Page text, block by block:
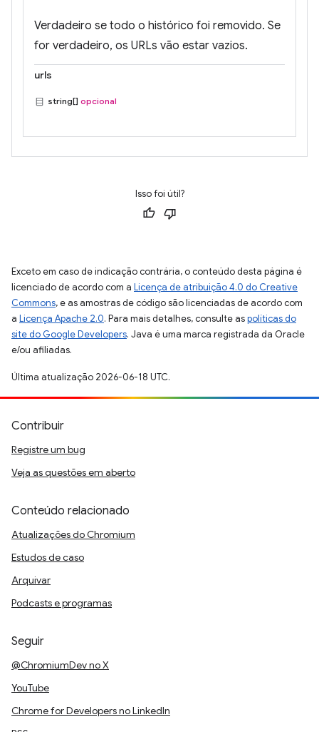
Verdadeiro se todo o histórico foi removido. Se
for verdadeiro, os URLs vão estar vazios.
urls
string[] opcional
Isso foi útil?
Exceto em caso de indicação contrária, o conteúdo desta página é
licenciado de acordo com a Licença de atribuição 4.0 do Creative
Commons, e as amostras de código são licenciadas de acordo com
a Licença Apache 2.0. Para mais detalhes, consulte aspolíticas do
site do Google Developers. Java é uma marca registrada da Oracle
e/ou afiliadas.
Última atualização 2026-06-18 UTC.
Contribuir
Registre um bug
Veja as questões em aberto
Conteúdo relacionado
Atualizações do Chromium
Estudos de caso
Arquivar
Podcasts e programas
Seguir
@ChromiumDev no X
YouTube
Chrome for Developers no LinkedIn